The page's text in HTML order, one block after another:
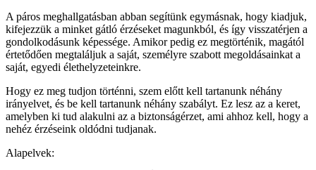
A páros meghallgatásban abban segítünk egymásnak, hogy kiadjuk,
kifejezzük a minket gátló érzéseket magunkból, és így visszatérjen a
gondolkodásunk képessége. Amikor pedig ez megtörténik, magától
értetődően megtaláljuk a saját, személyre szabott megoldásainkat a
saját, egyedi élethelyzeteinkre.
Hogy ez meg tudjon történni, szem előtt kell tartanunk néhány
irányelvet, és be kell tartanunk néhány szabályt. Ez lesz az a keret,
amelyben ki tud alakulni az a biztonságérzet, ami ahhoz kell, hogy a
nehéz érzéseink oldódni tudjanak.
Alapelvek: